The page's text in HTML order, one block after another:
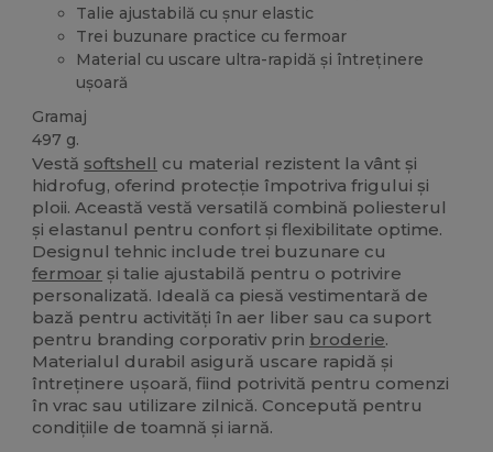
Talie ajustabilă cu șnur elastic
Trei buzunare practice cu fermoar
Material cu uscare ultra-rapidă și întreținere
ușoară
Gramaj
497 g.
Vestă softshell cu material rezistent la vânt și
hidrofug, oferind protecție împotriva frigului și
ploii. Această vestă versatilă combină poliesterul
și elastanul pentru confort și flexibilitate optime.
Designul tehnic include trei buzunare cu
fermoar și talie ajustabilă pentru o potrivire
personalizată. Ideală ca piesă vestimentară de
bază pentru activități în aer liber sau ca suport
pentru branding corporativ prin broderie.
Materialul durabil asigură uscare rapidă și
întreținere ușoară, fiind potrivită pentru comenzi
în vrac sau utilizare zilnică. Concepută pentru
condițiile de toamnă și iarnă.